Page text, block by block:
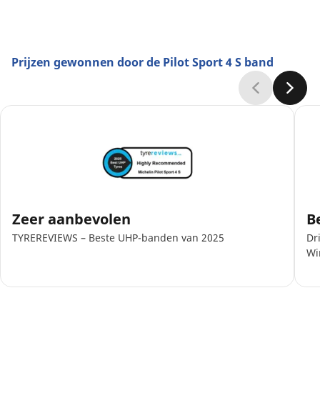
Prijzen gewonnen door de Pilot Sport 4 S band
Zeer aanbevolen
TYREREVIEWS – Beste UHP-banden van 2025